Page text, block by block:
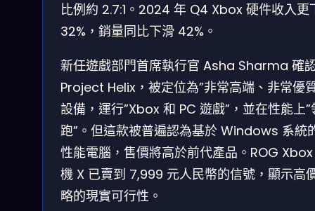
比例約 2.7:1。2024 年 Q4 Xbox 硬件收入更
32%，銷量同比下滑 42%。
新任遊戲部門首席執行官 Asha Sharma 確
Project Helix，被定位為”非常高端、非常優
設備，運行”Xbox 和 PC 遊戲”，並在性能上”
跑”。但這款被普遍認為基於 Windows 系統
性能電腦，售價將高於前代產品。ROG
機 X 已賣到 7,999 元人民幣的信號，顯示高
略的現實可行性。